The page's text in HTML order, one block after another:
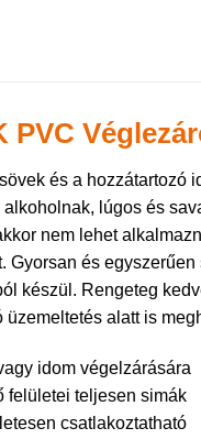
PVC
és a hozzátartozó
alkoholnak, lúgos és
nem lehet
Gyorsan és
készül. Rengeteg
üzemeltetés alatt is
idom végelzárására
felületei teljesen simák
csatlakoztatható